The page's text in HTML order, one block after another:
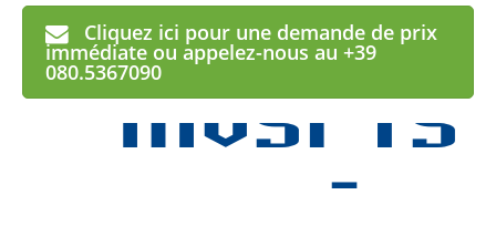
Cliquez ici pour une demande de prix
immédiate ou appelez-nous au +39
080.5367090MVSI-TS